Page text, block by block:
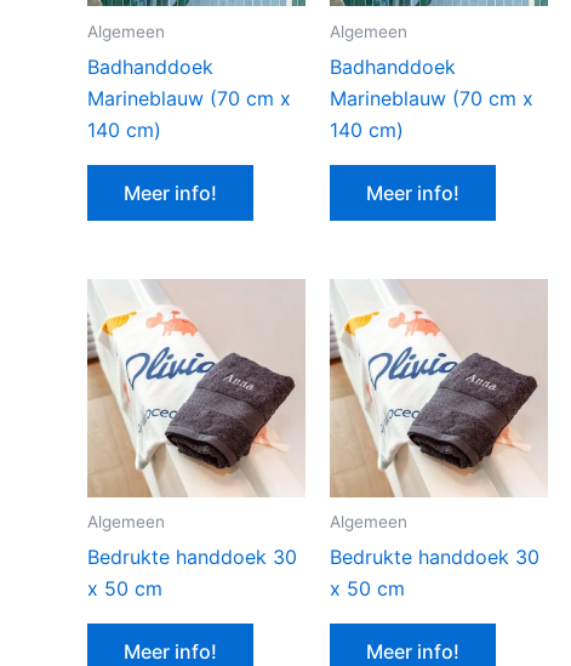
Algemeen
Badhanddoek
Marineblauw (70 cm x
140 cm)
Meer info!
Algemeen
Badhanddoek
Marineblauw (70 cm x
140 cm)
Meer info!
Algemeen
Bedrukte handdoek 30
x 50 cm
Meer info!
Algemeen
Bedrukte handdoek 30
x 50 cm
Meer info!